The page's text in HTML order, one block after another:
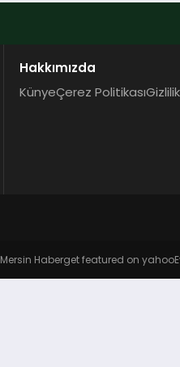
Hakkımızda
KünyeÇerez Politikası
Mersin Haberget featured on yahoo